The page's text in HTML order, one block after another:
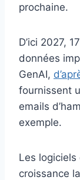
prochaine.
D’ici 2027,
données
GenAI,
fournissent
emails
exemple.
Les
croissance